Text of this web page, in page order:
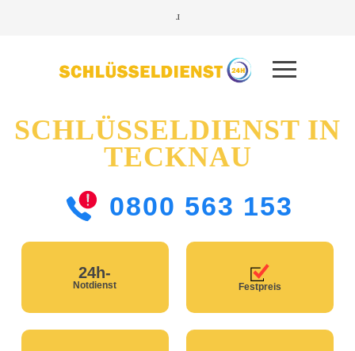
SCHLÜSSELDIENST IN
TECKNAU
0800 563 153
24h-
Notdienst Festpreis